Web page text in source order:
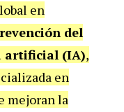
en
del
artificial (IA),
en
mejoran la